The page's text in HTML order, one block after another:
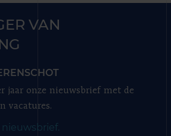
VAN
jaar onze nieuwsbrief met de
vacatures.